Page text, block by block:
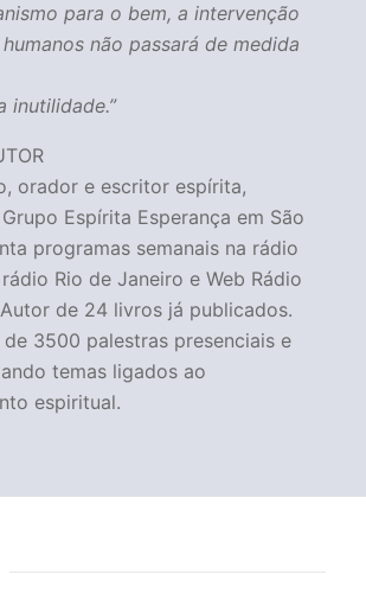
para o bem, a intervenção
não passará de medida
inutilidade.”
orador e escritor espírita,
Espírita Esperança em São
programas semanais na rádio
Rio de Janeiro e Web Rádio
de 24 livros já publicados.
de 3500 palestras presenciais e
temas ligados ao
espiritual.